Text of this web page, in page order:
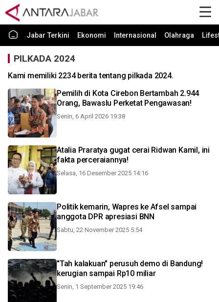
Jabar Terkini Ekonomi Internasional Olahraga
PILKADA 2024
Kami memiliki 2234 berita tentang pilkada 2024.
Pemilih di Kota Cirebon Bertambah 2.944
Orang, Bawaslu Perketat Pengawasan!
Senin, 6 April 2026 19:38
Atalia Praratya gugat cerai Ridwan Kamil, ini
fakta perceraiannya!
Selasa, 16 Desember 2025 14:16
Politik kemarin, Wapres ke Afsel sampai
anggota DPR apresiasi BNN
Sabtu, 22 November 2025 5:54
"Tah kalakuan" perusuh demo di Bandung!
kerugian sampai Rp10 miliar
Senin, 1 September 2025 19:46